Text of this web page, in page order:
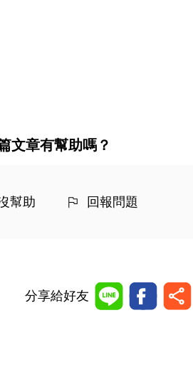
文章有幫助嗎？
幫助 回報問題
分享給好友